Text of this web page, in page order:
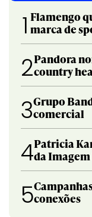
1 Flamengo
marca de
2Pandora
country
3Grupo
comercial
4Patricia
da
5conexões